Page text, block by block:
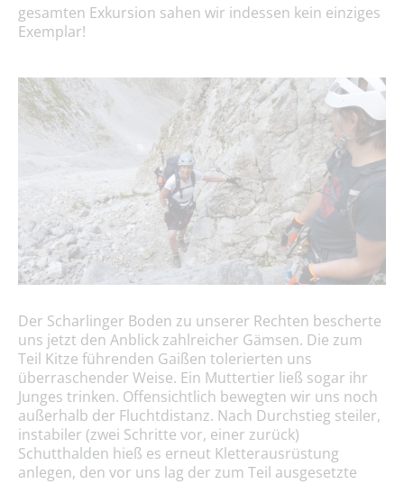
gesamten Exkursion sahen wir indessen kein einziges
Exemplar!
Der Scharlinger Boden zu unserer Rechten bescherte
uns jetzt den Anblick zahlreicher Gämsen. Die zum
Teil Kitze führenden Gaißen tolerierten uns
überraschender Weise. Ein Muttertier ließ sogar ihr
Junges trinken. Offensichtlich bewegten wir uns noch
außerhalb der Fluchtdistanz. Nach Durchstieg steiler,
instabiler (zwei Schritte vor, einer zurück)
Schutthalden hieß es erneut Kletterausrüstung
anlegen, den vor uns lag der zum Teil ausgesetzte